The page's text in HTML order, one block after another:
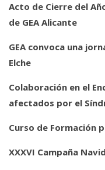
Acto de Cierre del
de GEA Alicante
GEA convoca una
Elche
Colaboración en el
afectados por el
Curso de Formación
XXXVI Campaña